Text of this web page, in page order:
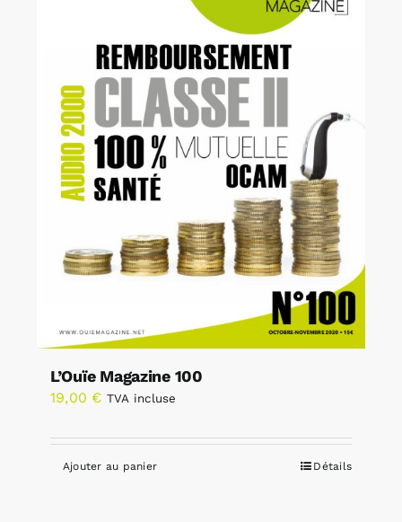
L’Ouïe Magazine 100
19,00 € TVA incluse
Ajouter au panier Détails